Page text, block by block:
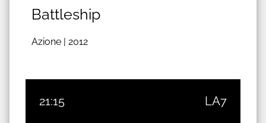
Battleship
Azione | 2012
21:15 LA7